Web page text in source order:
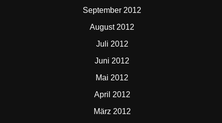
September 2012
August 2012
Juli 2012
Juni 2012
Mai 2012
April 2012
März 2012